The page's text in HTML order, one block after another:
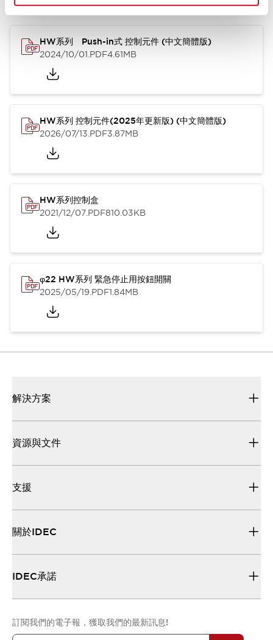
HW系列 Push-in式 控制元件 (中文簡體版)
2024/10/01.PDF4.61MB
HW系列 控制元件(2025年更新版) (中文簡體版)
2026/07/13.PDF3.87MB
HW系列控制盒
2021/12/07.PDF810.03KB
φ22 HW系列 緊急停止用按鈕開關
2025/05/19.PDF1.84MB
解決方案
資源與文件
支援
關於IDEC
IDEC承諾
訂閱我們的電子報，獲取我們的最新訊息!